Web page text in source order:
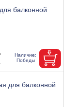
балконной
для балконной